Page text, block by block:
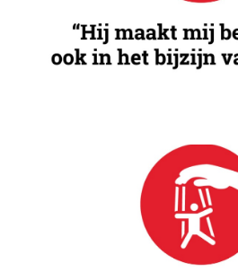
vernederende acties
Je partner probeert jouw